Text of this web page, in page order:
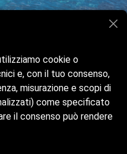
Bar & Ristorante
Contatti
8:30 alle 24:00
cookie o
e, con il tuo consenso,
misurazione e scopi di
come specificato
il consenso può rendere